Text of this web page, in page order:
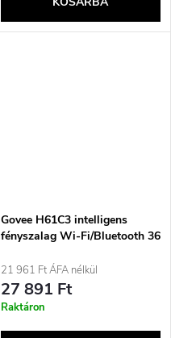
Govee H61C3 intelligens
fényszalag Wi-Fi/Bluetooth 36
21 961 Ft ÁFA nélkül
27 891 Ft
Raktáron